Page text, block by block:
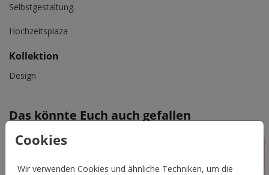
Cookies
Wir verwenden Cookies und ähnliche Techniken, um die
Selbstgestaltung.
Hochzeitsplaza
Kollektion
Design
Das könnte Euch auch gefallen